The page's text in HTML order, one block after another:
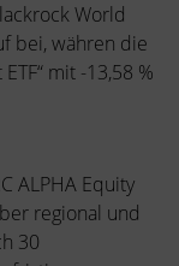
World
bei, währen die
mit -13,58 %
ALPHA Equity
regional und
30